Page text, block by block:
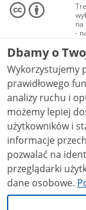
na
-
Dbamy o
Wykorzystujemy
prawidłowego
analizy ruchu i
możemy lepiej
użytkowników i stale
informacje
pozwalać na
przeglądarki
dane osobowe.